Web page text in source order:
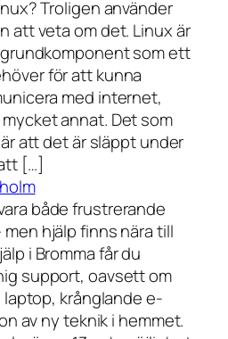
Troligen använder
att veta om det. Linux är
som ett
för att kunna
med internet,
annat. Det som
att det är släppt under
[…]
både frustrerande
hjälp finns nära till
i Bromma får du
support, oavsett om
krånglande e-
av ny teknik i hemmet.